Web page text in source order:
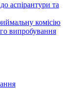
аспірантури та
комісію
випробування